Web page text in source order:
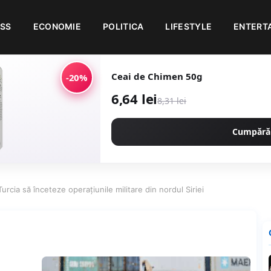
ECONOMIE POLITICA LIFESTYLE
-20% Ceai de Chimen 50g
6,64 lei8,31 lei
să înceteze operaţiunile militare din nordul Siriei